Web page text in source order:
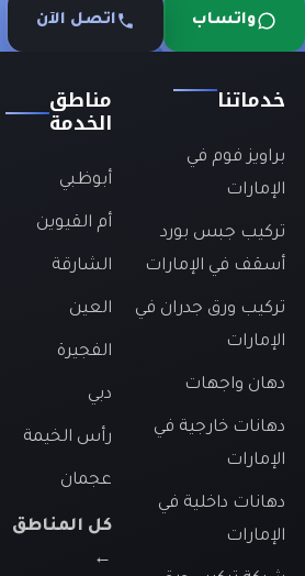
واتساب اتصل الآن
خدماتنا
براويز فوم في
الإمارات
تركيب جبس بورد
أسقف في الإمارات
تركيب ورق جدران في
الإمارات
دهان واجهات
دهانات خارجية في
الإمارات
دهانات داخلية في
الإمارات
مناطق
الخدمة
أبوظبي
أم القيوين
الشارقة
العين
الفجيرة
دبي
رأس الخيمة
عجمان
كل المناطق
←